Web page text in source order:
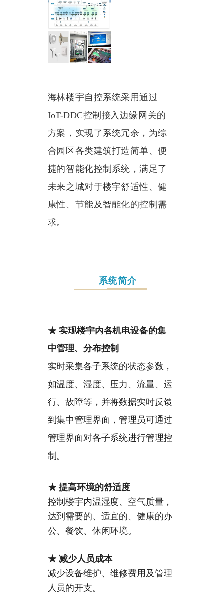
海林楼宇自控系统采用通过
IoT-DDC控制接入边缘网关的
方案，实现了系统冗余，为综
合园区各类建筑打造简单、便
捷的智能化控制系统，满足了
未来之城对于楼宇舒适性、健
康性、节能及智能化的控制需
求。
系统简介
★ 实现楼宇内各机电设备的集
中管理、分布控制
实时采集各子系统的状态参数，
如温度、湿度、压力、流量、运
行、故障等，并将数据实时反馈
到集中管理界面，管理员可通过
管理界面对各子系统进行管理控
制。
★ 提高环境的舒适度
控制楼宇内温湿度、空气质量，
达到需要的、适宜的、健康的办
公、餐饮、休闲环境。
★ 减少人员成本
减少设备维护、维修费用及管理
人员的开支。